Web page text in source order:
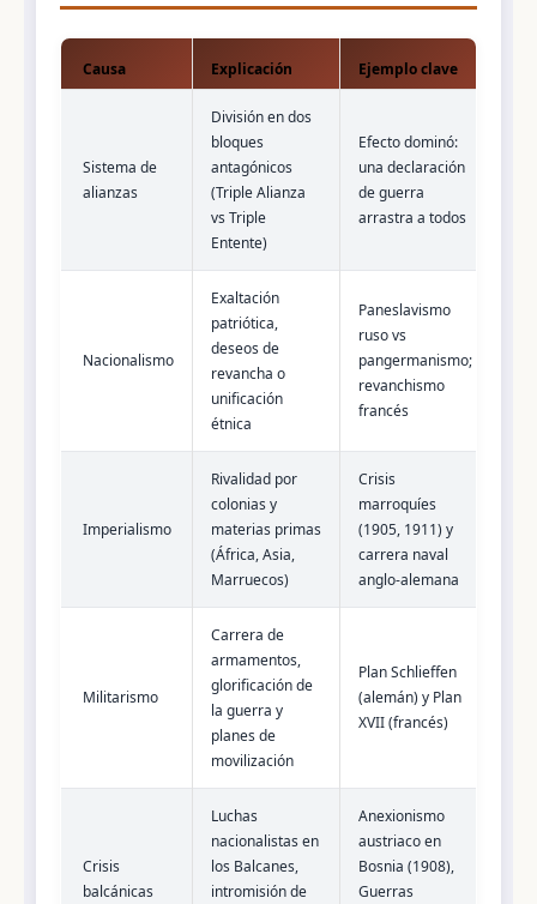
Causa Explicación Ejemplo clave
Sistema de
alianzas
División en dos
bloques
antagónicos
(Triple Alianza
vs Triple
Entente)
Efecto dominó:
una declaración
de guerra
arrastra a todos
Nacionalismo
Exaltación
patriótica,
deseos de
revancha o
unificación
étnica
Paneslavismo
ruso vs
pangermanismo;
revanchismo
francés
Imperialismo
Rivalidad por
colonias y
materias primas
(África, Asia,
Marruecos)
Crisis
marroquíes
(1905, 1911) y
carrera naval
anglo-alemana
Militarismo
Carrera de
armamentos,
glorificación de
la guerra y
planes de
movilización
Plan Schlieffen
(alemán) y Plan
XVII (francés)
Crisis
balcánicas
Luchas
nacionalistas en
los Balcanes,
intromisión de
Anexionismo
austriaco en
Bosnia (1908),
Guerras